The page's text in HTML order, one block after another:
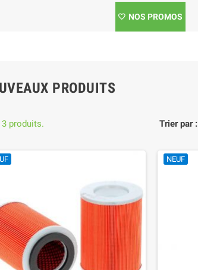
NOS PROMOS
PRODUITS
Trier par :
3 produits.
NEUF